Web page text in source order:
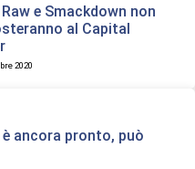
Raw e Smackdown non
al Capital
2020
è ancora pronto, può